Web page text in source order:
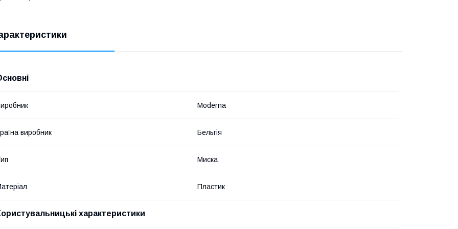
Moderna
виробник Бельгія
Миска
Пластик
характеристики